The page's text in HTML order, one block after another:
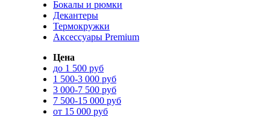
Бокалы и рюмки
Декантеры
Термокружки
Аксессуары Premium
Цена
до 1 500 руб
1 500-3 000 руб
3 000-7 500 руб
7 500-15 000 руб
от 15 000 руб